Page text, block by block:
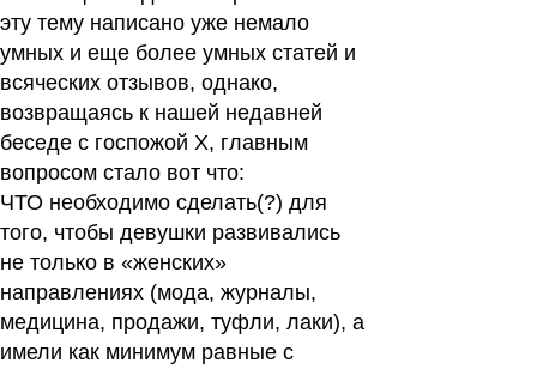
эту тему написано уже немало
умных и еще более умных статей и
всяческих отзывов, однако,
возвращаясь к нашей недавней
беседе с госпожой X, главным
вопросом стало вот что:
ЧТО необходимо сделать(?) для
того, чтобы девушки развивались
не только в «женских»
направлениях (мода, журналы,
медицина, продажи, туфли, лаки), а
имели как минимум равные с